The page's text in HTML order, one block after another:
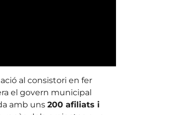
al consistori en fer
el govern municipal
amb uns 200 afiliats i